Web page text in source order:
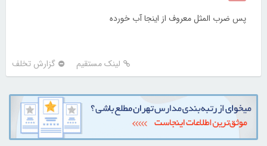
پس ضرب المثل معروف از اینجا آب خورده
لینک مستقیم گزارش تخلف